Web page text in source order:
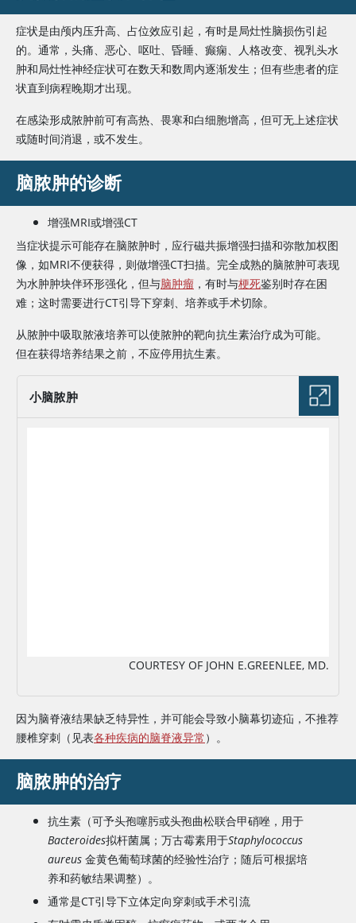
症状是由颅内压升高、占位效应引起，有时是局灶性脑损伤引起
的。通常，头痛、恶心、呕吐、昏睡、癫痫、人格改变、视乳头水
肿和局灶性神经症状可在数天和数周内逐渐发生；但有些患者的症
状直到病程晚期才出现。
在感染形成脓肿前可有高热、畏寒和白细胞增高，但可无上述症状
或随时间消退，或不发生。
脑脓肿的诊断
增强MRI或增强CT
当症状提示可能存在脑脓肿时，应行磁共振增强扫描和弥散加权图
像，如MRI不便获得，则做增强CT扫描。完全成熟的脑脓肿可表现
为水肿肿块伴环形强化，但与脑肿瘤 ，有时与梗死鉴别时存在困
难；这时需要进行CT引导下穿刺、培养或手术切除。
从脓肿中吸取脓液培养可以使脓肿的靶向抗生素治疗成为可能。
但在获得培养结果之前，不应停用抗生素。
小脑脓肿
COURTESY OF JOHN E.GREENLEE, MD.
因为脑脊液结果缺乏特异性，并可能会导致小脑幕切迹疝，不推荐
腰椎穿刺（见表各种疾病的脑脊液异常 ）。
脑脓肿的治疗
抗生素（可予头孢噻肟或头孢曲松联合甲硝唑，用于
Bacteroides拟杆菌属；万古霉素用于Staphylococcus
aureus 金黄色葡萄球菌的经验性治疗；随后可根据培
养和药敏结果调整）。
通常是CT引导下立体定向穿刺或手术引流